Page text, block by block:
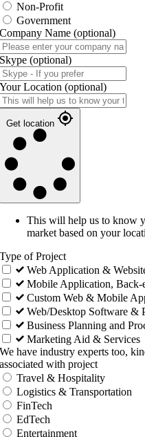
Non-Profit
Government
Company Name (optional)
Skype (optional)
Your Location (optional)
Get location
This will help us to know
market based on your
Type of Project
Web Application &
Mobile Application, Back-
Custom Web & Mobile
Web/Desktop Software &
Business Planning and
Marketing Aid & Services
We have industry experts too,
associated with project
Travel & Hospitality
Logistics & Transportation
FinTech
EdTech
Entertainment